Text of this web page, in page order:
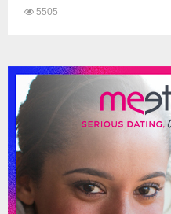
5505